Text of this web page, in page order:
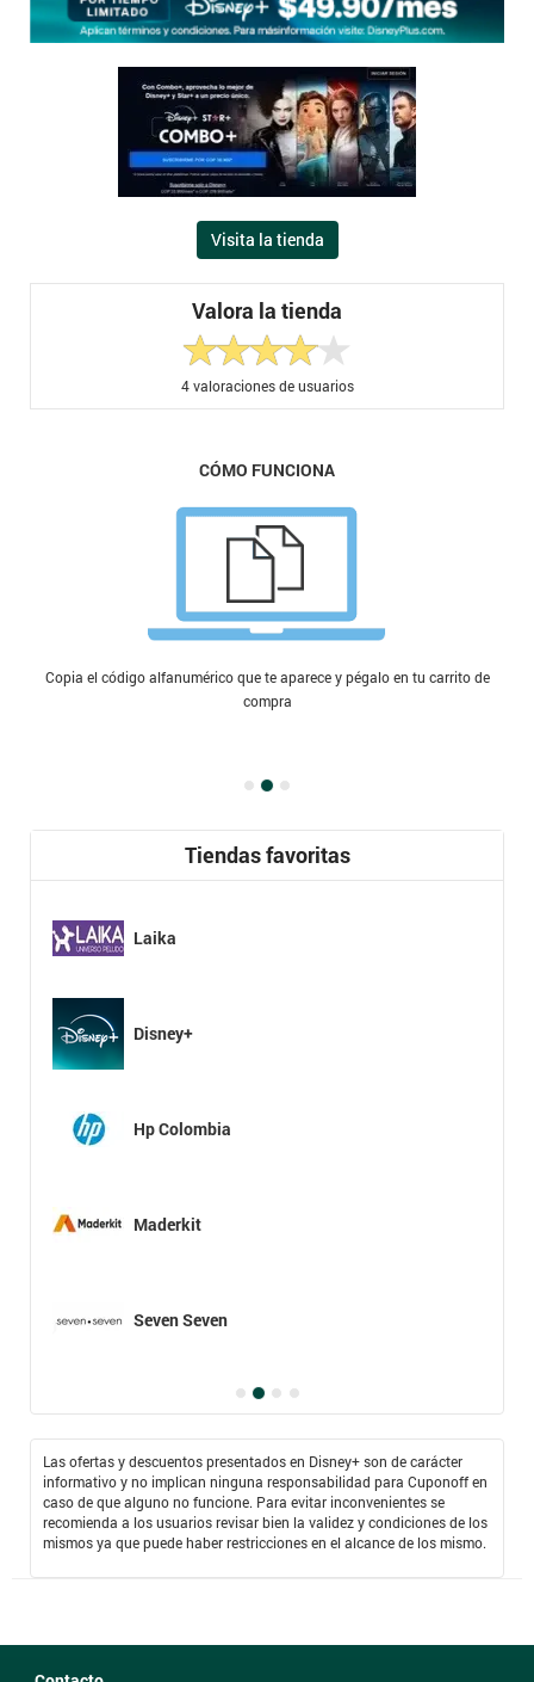
Visita la tienda
Valora la tienda
4valoraciones de usuarios
CÓMO FUNCIONA
Copia el código alfanumérico que te aparece y pégalo en tu carrito de
compra
Tiendas favoritas
Laika
Disney+
Hp Colombia
Maderkit
Seven Seven
Las ofertas y descuentos presentados en Disney+ son de carácter
informativo y no implican ninguna responsabilidad para Cuponoff en
caso de que alguno no funcione. Para evitar inconvenientes se
recomienda a los usuarios revisar bien la validez y condiciones de los
mismos ya que puede haber restricciones en el alcance de los mismo.